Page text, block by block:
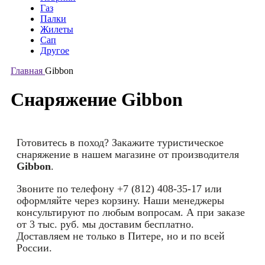
Газ
Палки
Жилеты
Сап
Другое
Главная Gibbon
Снаряжение Gibbon
Готовитесь в поход? Закажите туристическое
снаряжение в нашем магазине от производителя
Gibbon.
Звоните по телефону +7 (812) 408-35-17 или
оформляйте через корзину. Наши менеджеры
консультируют по любым вопросам. А при заказе
от 3 тыс. руб. мы доставим бесплатно.
Доставляем не только в Питере, но и по всей
России.